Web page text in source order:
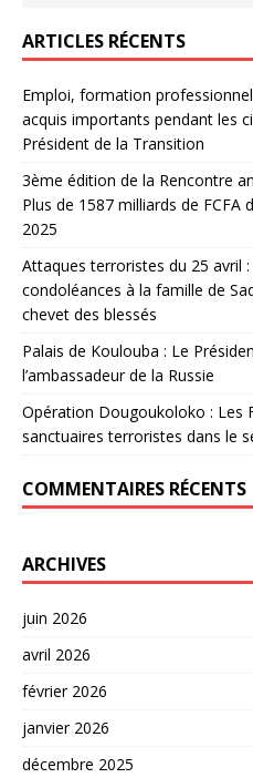
ARTICLES RÉCENTS
Emploi, formation
acquis importants pendant les
Président de la Transition
3ème édition de la Rencontre
Plus de 1587 milliards de FCFA
2025
Attaques terroristes du 25 avril
condoléances à la famille de
chevet des blessés
Palais de Koulouba : Le
l’ambassadeur de la Russie
Opération Dougoukoloko : Les
sanctuaires terroristes dans le
COMMENTAIRES RÉCENTS
ARCHIVES
juin 2026
avril 2026
février 2026
janvier 2026
décembre 2025